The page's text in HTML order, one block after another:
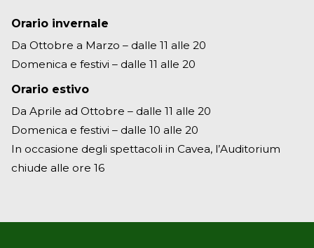
Orario invernale
Da Ottobre a Marzo – dalle 11 alle 20
Domenica e festivi – dalle 11 alle 20
Orario estivo
Da Aprile ad Ottobre – dalle 11 alle 20
Domenica e festivi – dalle 10 alle 20
In occasione degli spettacoli in Cavea, l’Auditorium
chiude alle ore 16